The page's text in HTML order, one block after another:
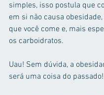
simples, isso postula que
em si não causa
que você come e, mais
os carboidratos.
Uau! Sem dúvida, a
será uma coisa do passado!